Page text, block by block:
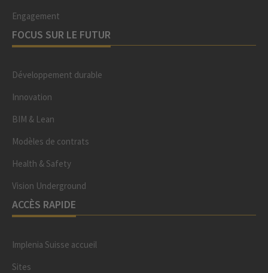
Engagement
FOCUS SUR LE FUTUR
Développement durable
Innovation
BIM & Lean
Modèles de contrats
Health & Safety
Vision Underground
ACCÈS RAPIDE
Implenia Suisse accueil
Sites